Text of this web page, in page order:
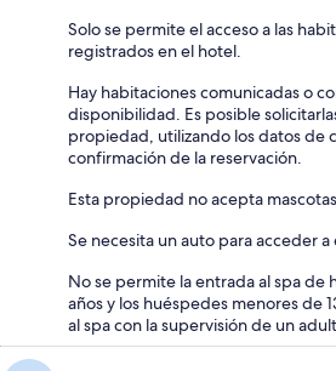
Solo se permite el acceso a las
registrados en el hotel.
Hay habitaciones comunicadas o
disponibilidad. Es posible
propiedad, utilizando los datos de
confirmación de la reservación.
Esta propiedad no acepta
Se necesita un auto para acceder
No se permite la entrada al spa de
años y los huéspedes menores de
al spa con la supervisión de un